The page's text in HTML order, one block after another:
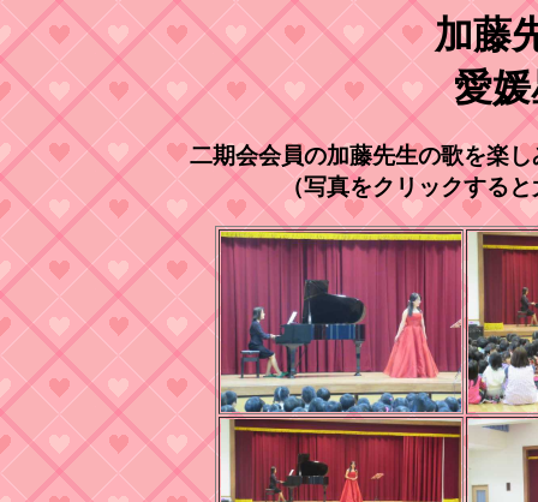
加藤
愛
二期会会員の加藤先生の歌を楽
（写真をクリックする